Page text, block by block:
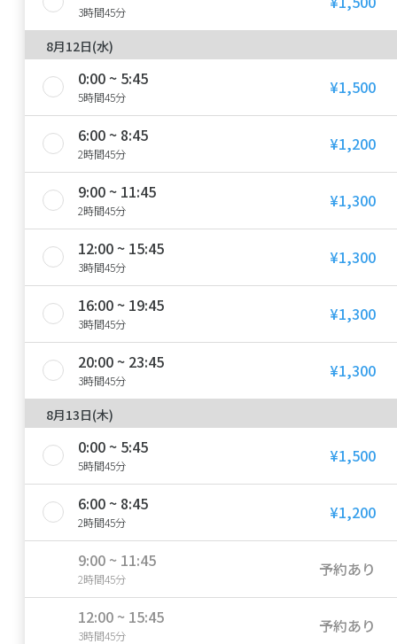
3時間45分
8月12日(水)
0:00 ~ 5:45
5時間45分 ¥1,500
6:00 ~ 8:45
2時間45分 ¥1,200
9:00 ~ 11:45
2時間45分 ¥1,300
12:00 ~ 15:45
3時間45分 ¥1,300
16:00 ~ 19:45
3時間45分 ¥1,300
20:00 ~ 23:45
3時間45分 ¥1,300
8月13日(木)
0:00 ~ 5:45
5時間45分 ¥1,500
6:00 ~ 8:45
2時間45分 ¥1,200
9:00 ~ 11:45
2時間45分 予約あり
12:00 ~ 15:45
3時間45分 予約あり